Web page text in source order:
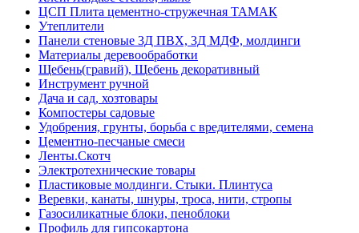
ЦСП Плита цементно-стружечная ТАМАК
Утеплители
Панели стеновые 3Д ПВХ, 3Д МДФ, молдинги
Материалы деревообработки
Щебень(гравий), Щебень декоративный
Инструмент ручной
Дача и сад, хозтовары
Компостеры садовые
Удобрения, грунты, борьба с вредителями, семена
Цементно-песчаные смеси
Ленты.Скотч
Электротехнические товары
Пластиковые молдинги. Стыки. Плинтуса
Веревки, канаты, шнуры, троса, нити, стропы
Газосиликатные блоки, пеноблоки
Профиль для гипсокартона